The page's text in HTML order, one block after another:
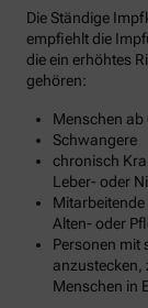
Die Ständige
empfiehlt die
die ein erhöhtes
gehören:
Menschen
Schwangere
chronisch
Leber- oder
Alten- oder
Personen mit
anzustecken,
Menschen in